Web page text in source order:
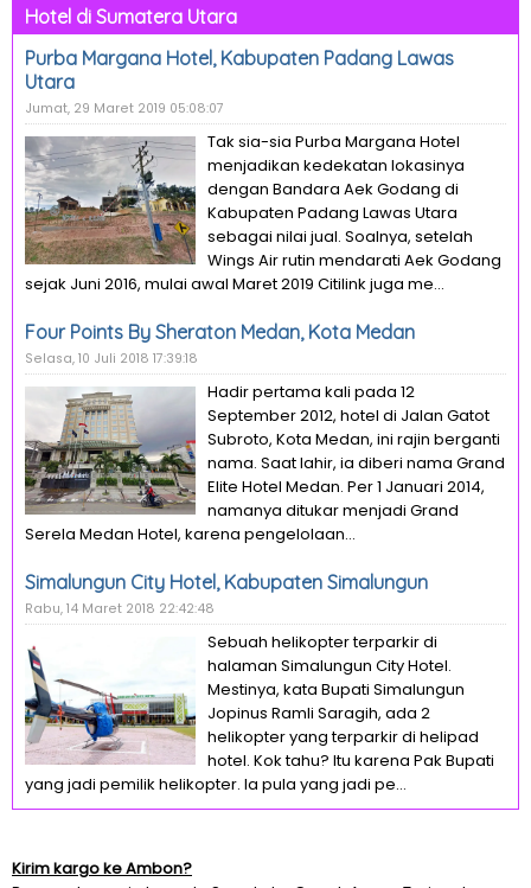
Hotel di Sumatera Utara
Purba Margana Hotel, Kabupaten Padang Lawas
Utara
Jumat, 29 Maret 2019 05:08:07
Tak sia-sia Purba Margana Hotel
menjadikan kedekatan lokasinya
dengan Bandara Aek Godang di
Kabupaten Padang Lawas Utara
sebagai nilai jual. Soalnya, setelah
Wings Air rutin mendarati Aek Godang
sejak Juni 2016, mulai awal Maret 2019 Citilink juga me...
Four Points By Sheraton Medan, Kota Medan
Selasa, 10 Juli 2018 17:39:18
Hadir pertama kali pada 12
September 2012, hotel di Jalan Gatot
Subroto, Kota Medan, ini rajin berganti
nama. Saat lahir, ia diberi nama Grand
Elite Hotel Medan. Per 1 Januari 2014,
namanya ditukar menjadi Grand
Serela Medan Hotel, karena pengelolaan...
Simalungun City Hotel, Kabupaten Simalungun
Rabu, 14 Maret 2018 22:42:48
Sebuah helikopter terparkir di
halaman Simalungun City Hotel.
Mestinya, kata Bupati Simalungun
Jopinus Ramli Saragih, ada 2
helikopter yang terparkir di helipad
hotel. Kok tahu? Itu karena Pak Bupati
yang jadi pemilik helikopter. Ia pula yang jadi pe...
Kirim kargo ke Ambon?